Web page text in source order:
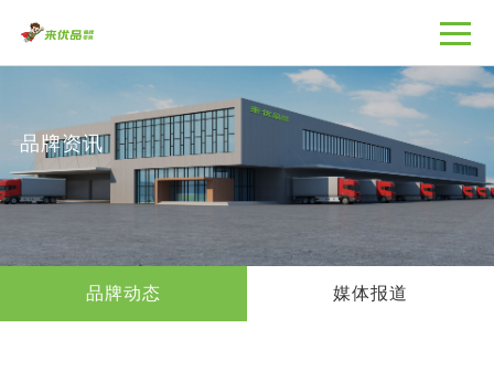
品牌资讯
品牌动态 媒体报道